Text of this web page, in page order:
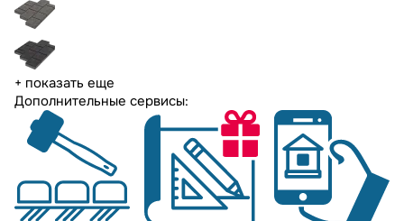
+ показать еще
Дополнительные сервисы: